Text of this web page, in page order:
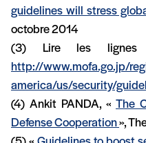
guidelines will stress
octobre 2014
(3) Lire les lignes
http://www.mofa.go.jp/
america/us/security/
(4) Ankit PANDA, « The
Defense Cooperation»,